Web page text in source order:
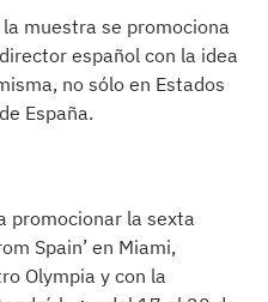
muestra se promociona
español con la idea
no sólo en Estados
España.
promocionar la sexta
Spain’ en Miami,
Olympia y con la